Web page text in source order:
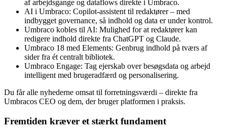
af arbejdsgange og dataflows direkte i Umbraco.
AI i Umbraco: Copilot-assistent til redaktører – med
indbygget governance, så indhold og data er under kontrol.
Umbraco kobles til AI: Mulighed for at redaktører kan
redigere indhold direkte fra ChatGPT og Claude.
Umbraco 18 med Elements: Genbrug indhold på tværs af
sider fra ét centralt bibliotek.
Umbraco Engage: Tag ejerskab over besøgsdata og arbejd
intelligent med brugeradfærd og personalisering.
Du får alle nyhederne omsat til forretningsværdi – direkte fra
Umbracos CEO og dem, der bruger platformen i praksis.
Fremtiden kræver et stærkt fundament